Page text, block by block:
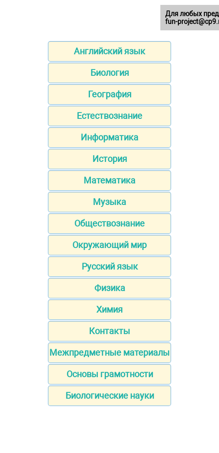
Английский язык
Биология
География
Естествознание
Информатика
История
Математика
Музыка
Обществознание
Окружающий мир
Русский язык
Физика
Химия
Контакты
Межпредметные материалы
Основы грамотности
Биологические науки
Для любых
fun-